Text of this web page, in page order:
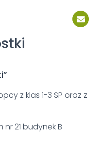
z klas 1-3 SP oraz z
nr 21 budynek B